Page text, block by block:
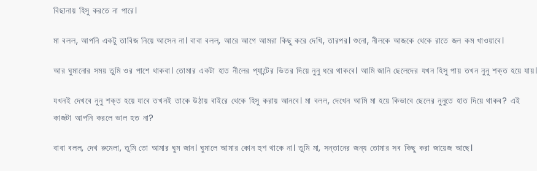
বিছানায় হিসু করতে না পারে।
মা বলল, আপনি একটু তাবিজ নিয়ে আসেন না। বাবা বলল, আরে আগে আমরা কিছু করে দেখি, তারপর। শুনো, নীলকে আজকে থেকে রাতে জল কম খাওয়াবে।
আর ঘুমানোর সময় তুমি ওর পাশে থাকবা। তোমার একটা হাত নীলের প্যান্টের ভিতর দিয়ে নুনু ধরে থাকবে। আমি জানি ছেলেদের যখন হিসু পায় তখন নুনু শক্ত হয়ে যায়।
যখনই দেখবে নুনু শক্ত হয়ে যাবে তখনই তাকে উঠায় বাইরে থেকে হিসু করায় আনবে। মা বলল, দেখেন আমি মা হয়ে কিভাবে ছেলের নুনুতে হাত দিয়ে থাকব? এই
কাজটা আপনি করলে ভাল হত না?
বাবা বলল, দেখ রুমেলা, তুমি তো আমার ঘুম জান। ঘুমালে আমার কোন হুশ থাকে না। তুমি মা, সন্তানের জন্য তোমার সব কিছু করা জায়েজ আছে।